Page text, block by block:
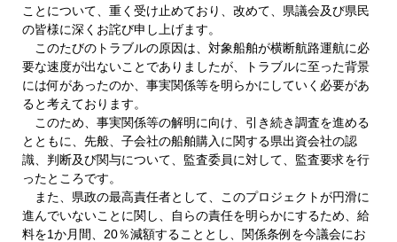
ことについて、重く受け止めており、改めて、県議会及び県民
の皆様に深くお詫び申し上げます。
このたびのトラブルの原因は、対象船舶が横断航路運航に必
要な速度が出ないことでありましたが、トラブルに至った背景
には何があったのか、事実関係等を明らかにしていく必要があ
ると考えております。
このため、事実関係等の解明に向け、引き続き調査を進める
とともに、先般、子会社の船舶購入に関する県出資会社の認
識、判断及び関与について、監査委員に対して、監査要求を行
ったところです。
また、県政の最高責任者として、このプロジェクトが円滑に
進んでいないことに関し、自らの責任を明らかにするため、給
料を1か月間、20％減額することとし、関係条例を今議会にお